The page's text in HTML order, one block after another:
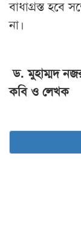
বাধাগ্রস্ত হবে
না।
ড. মুহাম্মদ
কবি ও লেখক